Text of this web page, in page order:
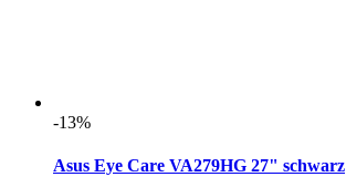
-13%
Asus Eye Care VA279HG 27" schwarz